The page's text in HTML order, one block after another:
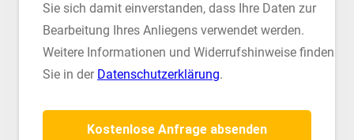
Sie sich damit einverstanden, dass Ihre Daten zur
Bearbeitung Ihres Anliegens verwendet werden.
Weitere Informationen und Widerrufshinweise finden
Sie in der Datenschutzerklärung.